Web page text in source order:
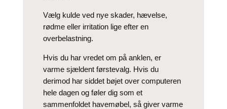
Vælg kulde ved nye skader, hævelse,
rødme eller irritation lige efter en
overbelastning.
Hvis du har vredet om på anklen, er
varme sjældent førstevalg. Hvis du
derimod har siddet bøjet over computeren
hele dagen og føler dig som et
sammenfoldet havemøbel, så giver varme